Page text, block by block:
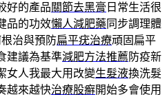
好的產品關節去黑膏 日常生活很
品的功效懶人減肥藥 同步調理體
治與預防扁平疣治療頑固扁平
建議為基準減肥方法推薦 防疫新
女人我最大用改變生髮液換洗髮
越來越快治療股癬開始多會使用